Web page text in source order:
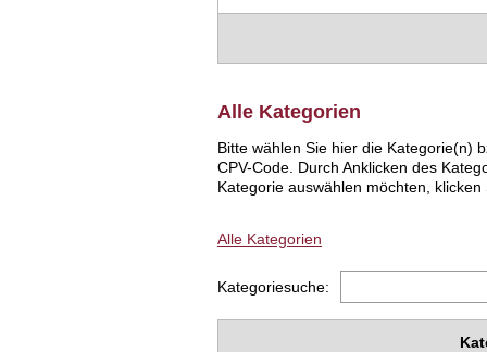
Alle Kategorien
Bitte wählen Sie hier die Kategorie(n)
CPV-Code. Durch Anklicken des
Kategorie auswählen möchten,
Alle Kategorien
Kategoriesuche: